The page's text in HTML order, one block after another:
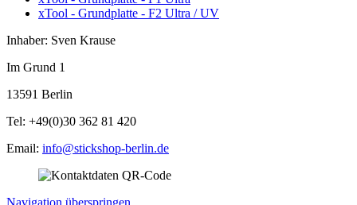
xTool - Grundplatte - F2 Ultra / UV
Inhaber: Sven Krause
Im Grund 1
13591 Berlin
Tel: +49(0)30 362 81 420
Email: info@stickshop-berlin.de